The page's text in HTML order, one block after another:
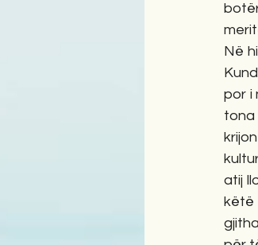
Në
por i
tona
atij
këtë